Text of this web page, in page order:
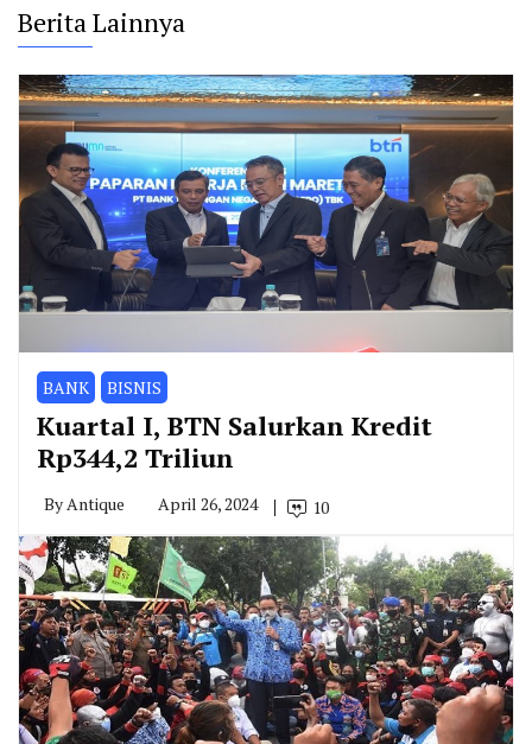
Berita Lainnya
BANK BISNIS
Kuartal I, BTN Salurkan Kredit
Rp344,2 Triliun
ByAntique April 26, 2024 10